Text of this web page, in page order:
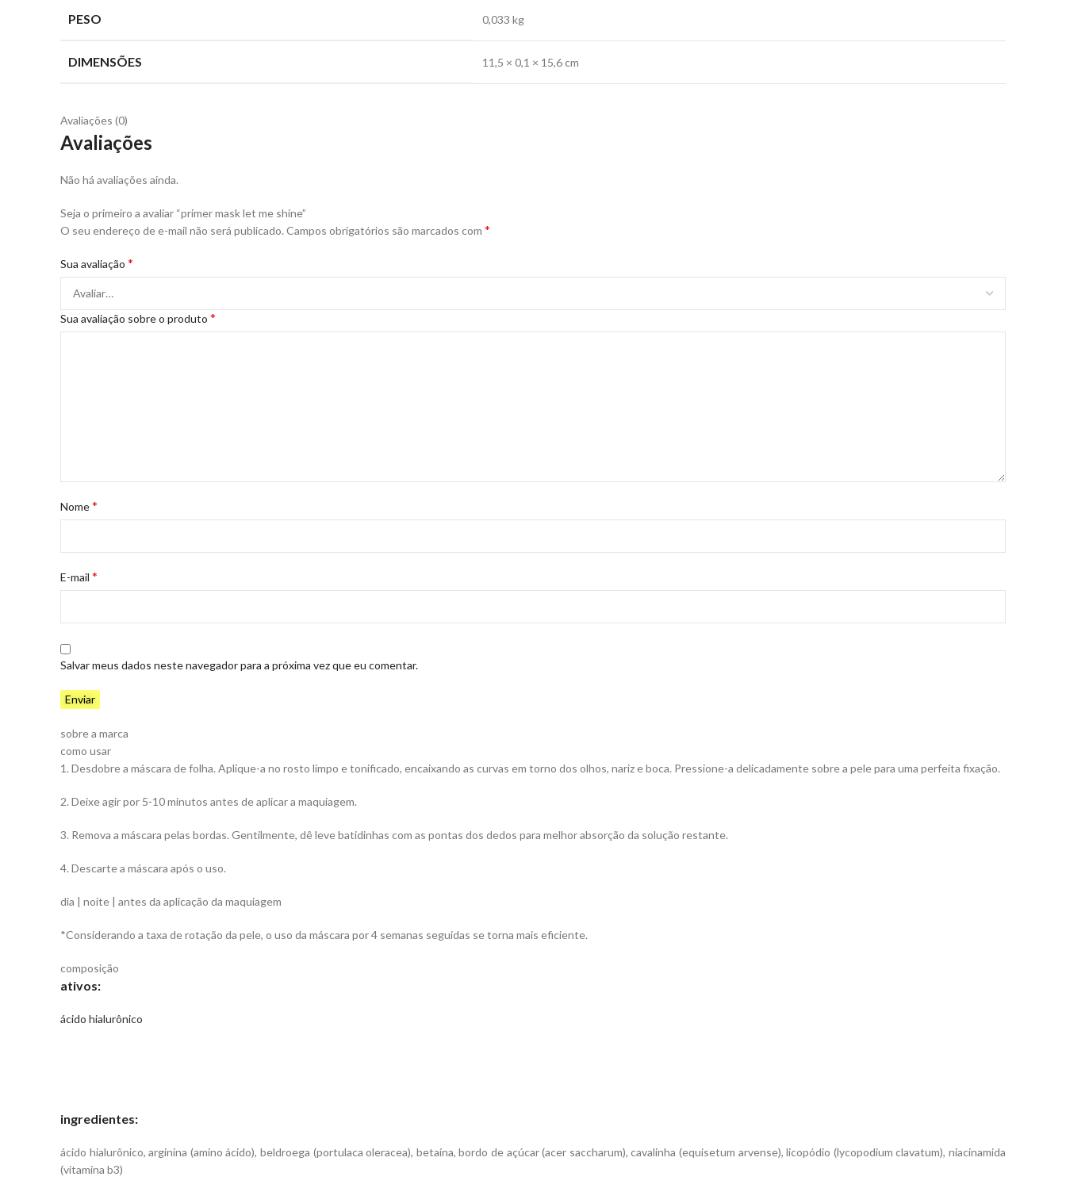
PESO 0,033 kg
DIMENSÕES 11,5 × 0,1 × 15,6 cm
Avaliações (0)
Avaliações
Não há avaliações ainda.
Seja o primeiro a avaliar “primer mask let me shine”
O seu endereço de e-mail não será publicado. Campos obrigatórios são marcados com *
Sua avaliação *
Sua avaliação sobre o produto *
Nome*
E-mail *
Salvar meus dados neste navegador para a próxima vez que eu comentar.
sobre a marca
como usar
1. Desdobre a máscara de folha. Aplique-a no rosto limpo e tonificado, encaixando as curvas em torno dos olhos, nariz e boca. Pressione-a delicadamente sobre a pele para uma perfeita fixação.
2. Deixe agir por 5-10 minutos antes de aplicar a maquiagem.
3. Remova a máscara pelas bordas. Gentilmente, dê leve batidinhas com as pontas dos dedos para melhor absorção da solução restante.
4. Descarte a máscara após o uso.
dia | noite | antes da aplicação da maquiagem
*Considerando a taxa de rotação da pele, o uso da máscara por 4 semanas seguidas se torna mais eficiente.
composição
ativos:
ácido hialurônico
ingredientes:
ácido hialurônico, arginina (amino ácido), beldroega (portulaca oleracea), betaína, bordo de açúcar (acer saccharum), cavalinha (equisetum arvense), licopódio (lycopodium clavatum), niacinamida
(vitamina b3)